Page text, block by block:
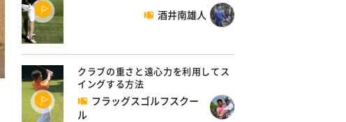
酒井南雄人
クラブの重さと遠心力を利用してス
イングする方法
フラッグスゴルフスクー
ル